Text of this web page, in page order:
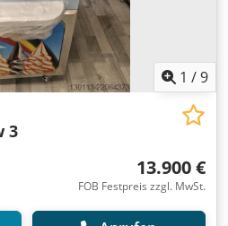
1 /9
3
13.900 €
FOB Festpreis zzgl. MwSt.